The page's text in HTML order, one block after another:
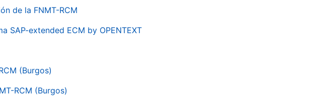
de la FNMT-RCM
SAP-extended ECM by OPENTEXT
(Burgos)
RCM (Burgos)